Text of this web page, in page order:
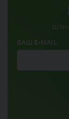
ВАШ E-MAIL